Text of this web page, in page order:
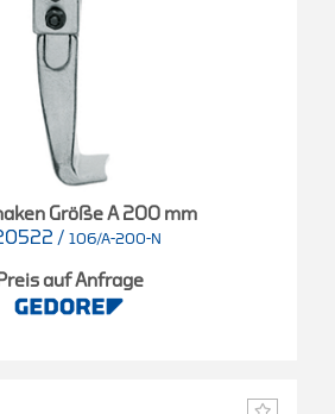
Größe A 200 mm
/ 106/A-200-N
Preis auf Anfrage